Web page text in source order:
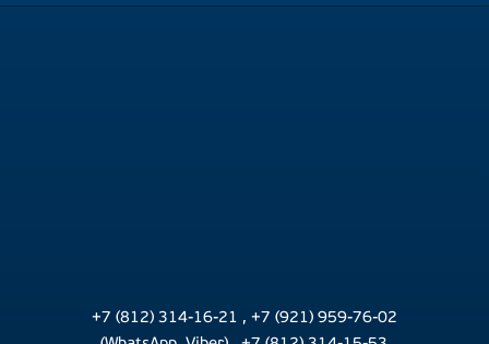
+7 (812) 314-16-21 , +7 (921) 959-76-02